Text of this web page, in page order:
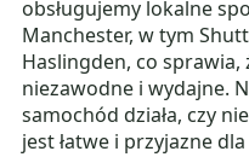
obsługujemy lokalne
Manchester, w tym
Haslingden, co sprawia,
niezawodne i wydajne.
samochód działa, czy
jest łatwe i przyjazne